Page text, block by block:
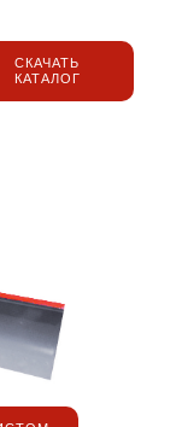
СКАЧАТЬ
КАТАЛОГ